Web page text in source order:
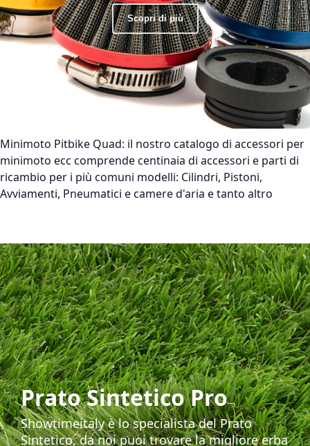
Scopri di più
Minimoto Pitbike Quad: il nostro catalogo di accessori per
minimoto ecc comprende centinaia di accessori e parti di
ricambio per i più comuni modelli: Cilindri, Pistoni,
Avviamenti, Pneumatici e camere d'aria e tanto altro
Prato Sintetico Pro
Showtimeitaly è lo specialista del Prato
Sintetico, da noi puoi trovare la migliore erba